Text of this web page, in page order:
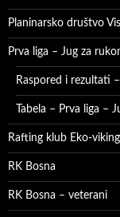
Planinarsko društvo
Prva liga – Jug za
Raspored i rezultati
Tabela – Prva liga –
Rafting klub Eko-viking
RK Bosna
RK Bosna – veterani